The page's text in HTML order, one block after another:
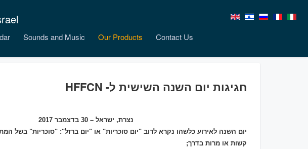
Sounds and Music Our Products Contact Us
חגיגות יום השנה השישית ל- HFFCN
נצרת, ישראל – 30 בדצמבר 2017
יום השנה לאירוע כלשהו נקרא לרוב "יום סוכריות" או "יום ברזל": "סוכריות" בשל
קשות או מרות בדרך;